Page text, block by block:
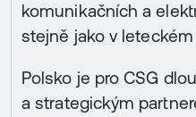
komunikačních a
stejně jako v
Polsko je pro CSG
a strategickým